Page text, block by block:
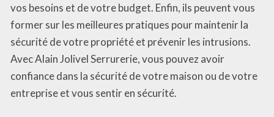
vos besoins et de votre budget. Enfin, ils peuvent vous
former sur les meilleures pratiques pour maintenir la
sécurité de votre propriété et prévenir les intrusions.
Avec Alain Jolivel Serrurerie, vous pouvez avoir
confiance dans la sécurité de votre maison ou de votre
entreprise et vous sentir en sécurité.